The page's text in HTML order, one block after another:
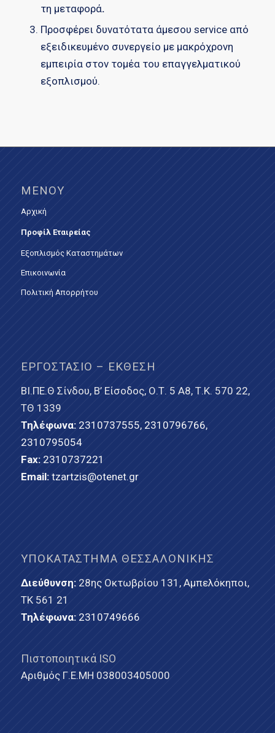
τη μεταφορά.
Προσφέρει δυνατότατα άμεσου service από
εξειδικευμένο συνεργείο με μακρόχρονη
εμπειρία στον τομέα του επαγγελματικού
εξοπλισμού.
ΜΕΝΟΎ
Αρχική
Προφίλ Εταιρείας
Εξοπλισμός Καταστημάτων
Επικοινωνία
Πολιτική Απορρήτου
ΕΡΓΟΣΤΆΣΙΟ – ΈΚΘΕΣΗ
ΒΙ.ΠΕ.Θ Σίνδου, Β’ Είσοδος, Ο.Τ. 5 Α8, Τ.Κ. 570 22,
ΤΘ 1339
Τηλέφωνα: 2310737555, 2310796766,
2310795054
Fax: 2310737221
Email: tzartzis@otenet.gr
ΥΠΟΚΑΤΆΣΤΗΜΑ ΘΕΣΣΑΛΟΝΊΚΗΣ
Διεύθυνση:28ης Οκτωβρίου 131, Αμπελόκηποι,
ΤΚ 561 21
Τηλέφωνα: 2310749666
Πιστοποιητικά ISO
Αριθμός Γ.Ε.ΜΗ 038003405000